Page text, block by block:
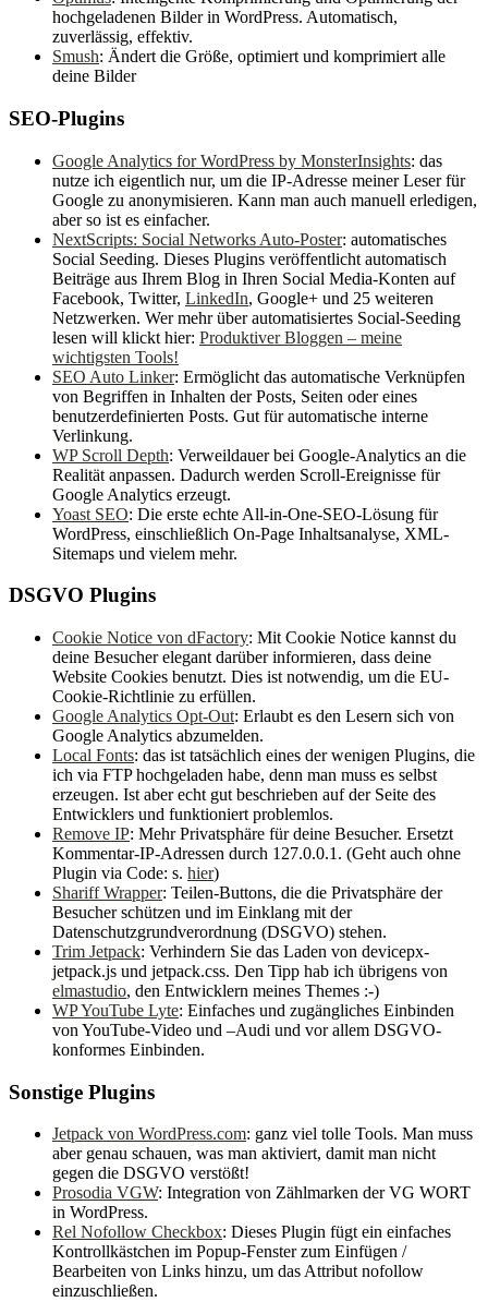
hochgeladenen Bilder in WordPress. Automatisch,
zuverlässig, effektiv.
Smush: Ändert die Größe, optimiert und komprimiert alle
deine Bilder
SEO-Plugins
Google Analytics for WordPress by MonsterInsights: das
nutze ich eigentlich nur, um die IP-Adresse meiner Leser für
Google zu anonymisieren. Kann man auch manuell erledigen,
aber so ist es einfacher.
NextScripts: Social Networks Auto-Poster: automatisches
Social Seeding. Dieses Plugins veröffentlicht automatisch
Beiträge aus Ihrem Blog in Ihren Social Media-Konten auf
Facebook, Twitter, LinkedIn, Google+ und 25 weiteren
Netzwerken. Wer mehr über automatisiertes Social-Seeding
lesen will klickt hier: Produktiver Bloggen – meine
wichtigsten Tools!
SEO Auto Linker: Ermöglicht das automatische Verknüpfen
von Begriffen in Inhalten der Posts, Seiten oder eines
benutzerdefinierten Posts. Gut für automatische interne
Verlinkung.
WP Scroll Depth: Verweildauer bei Google-Analytics an die
Realität anpassen. Dadurch werden Scroll-Ereignisse für
Google Analytics erzeugt.
Yoast SEO: Die erste echte All-in-One-SEO-Lösung für
WordPress, einschließlich On-Page Inhaltsanalyse, XML-
Sitemaps und vielem mehr.
DSGVO Plugins
Cookie Notice von dFactory: Mit Cookie Notice kannst du
deine Besucher elegant darüber informieren, dass deine
Website Cookies benutzt. Dies ist notwendig, um die EU-
Cookie-Richtlinie zu erfüllen.
Google Analytics Opt-Out: Erlaubt es den Lesern sich von
Google Analytics abzumelden.
Local Fonts: das ist tatsächlich eines der wenigen Plugins, die
ich via FTP hochgeladen habe, denn man muss es selbst
erzeugen. Ist aber echt gut beschrieben auf der Seite des
Entwicklers und funktioniert problemlos.
Remove IP: Mehr Privatsphäre für deine Besucher. Ersetzt
Kommentar-IP-Adressen durch 127.0.0.1. (Geht auch ohne
Plugin via Code: s. hier)
Shariff Wrapper: Teilen-Buttons, die die Privatsphäre der
Besucher schützen und im Einklang mit der
Datenschutzgrundverordnung (DSGVO) stehen.
Trim Jetpack: Verhindern Sie das Laden von devicepx-
jetpack.js und jetpack.css. Den Tipp hab ich übrigens von
elmastudio, den Entwicklern meines Themes :-)
WP YouTube Lyte: Einfaches und zugängliches Einbinden
von YouTube-Video und –Audi und vor allem DSGVO-
konformes Einbinden.
Sonstige Plugins
Jetpack von WordPress.com: ganz viel tolle Tools. Man muss
aber genau schauen, was man aktiviert, damit man nicht
gegen die DSGVO verstößt!
Prosodia VGW: Integration von Zählmarken der VG WORT
in WordPress.
Rel Nofollow Checkbox: Dieses Plugin fügt ein einfaches
Kontrollkästchen im Popup-Fenster zum Einfügen /
Bearbeiten von Links hinzu, um das Attribut nofollow
einzuschließen.